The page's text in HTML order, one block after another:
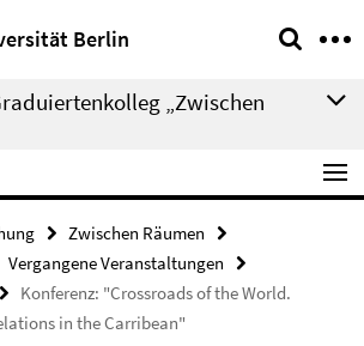
Berlin
„Zwischen
Zwischen Räumen
Vergangene Veranstaltungen
Konferenz: "Crossroads of the World.
in the Carribean"